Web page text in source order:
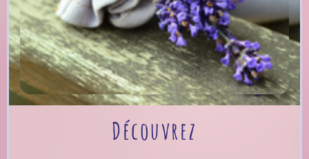
Découvrez